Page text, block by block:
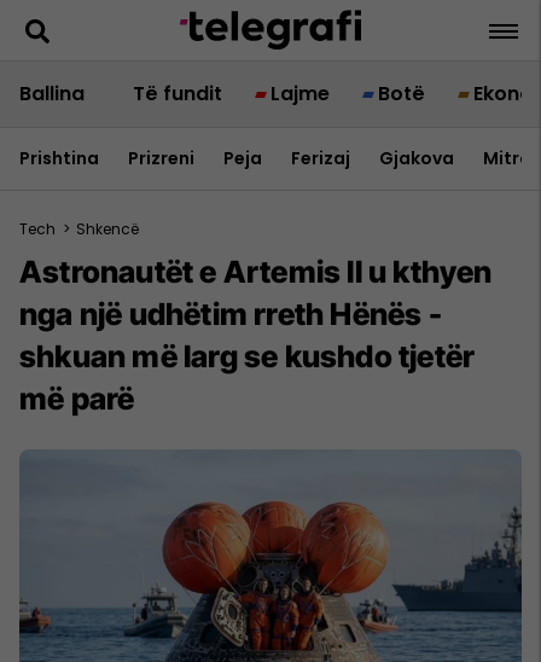
Ballina Të fundit Lajme Botë
Prishtina Prizreni Peja Ferizaj Gjakova
Tech > Shkencë
Astronautët e Artemis II u kthyen
nga një udhëtim rreth Hënës -
shkuan më larg se kushdo tjetër
më parë